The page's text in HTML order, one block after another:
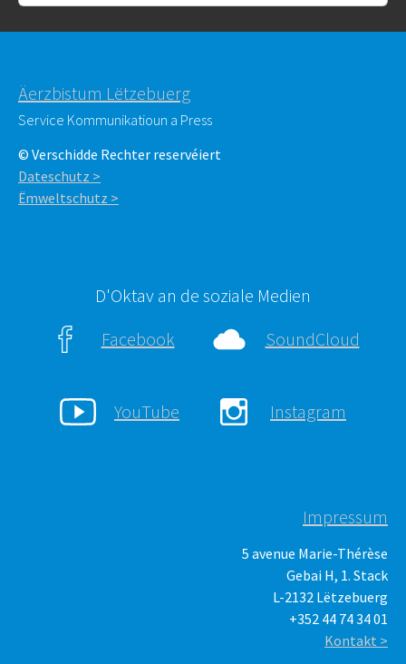
Äerzbistum Lëtzebuerg
Service Kommunikatioun a Press
© Verschidde Rechter reservéiert
Dateschutz >
Ëmweltschutz >
D'Oktav an de soziale Medien
Facebook
SoundCloud
YouTube Instagram
Impressum
5 avenue Marie-Thérèse
Gebai H, 1. Stack
L-2132 Lëtzebuerg
+352 44 74 34 01
Kontakt >